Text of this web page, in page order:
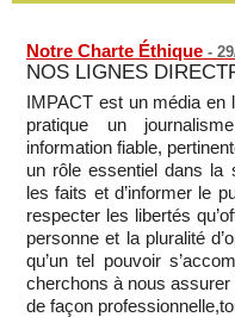
07/08/2026 -
Notre Charte Éthique -
NOS LIGNES
IMPACT est un média en
pratique un
information fiable,
un rôle essentiel dans la
les faits et d’informer le
respecter les libertés
personne et la pluralité
qu’un tel pouvoir
cherchons à nous
de façon